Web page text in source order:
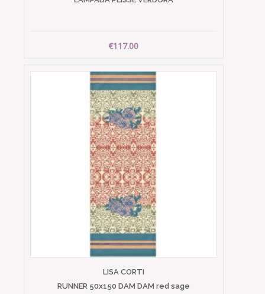
€117.00
LISA CORTI
RUNNER 50x150 DAM DAM red sage